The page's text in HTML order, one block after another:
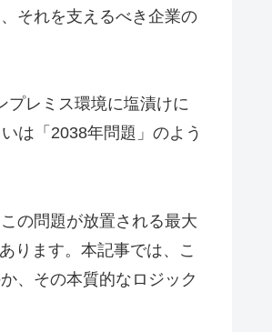
それを支えるべき企業の
プレミス環境に塩漬けに
は「2038年問題」のよう
の問題が放置される最大
ります。本記事では、こ
、その本質的なロジック